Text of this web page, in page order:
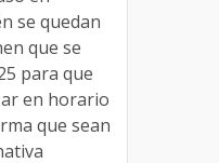
se quedan
que se
para que
en horario
que sean